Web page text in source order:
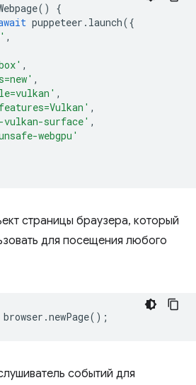
()
{
puppeteer . launch({
,
,
,
,
,
surface' ,
webgpu'
страницы браузера, который
для посещения любого
browser .newPage();
событий для